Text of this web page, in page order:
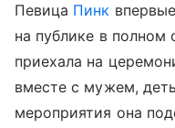
Певица Пинк
на публике в полном
приехала на
вместе с мужем,
мероприятия она